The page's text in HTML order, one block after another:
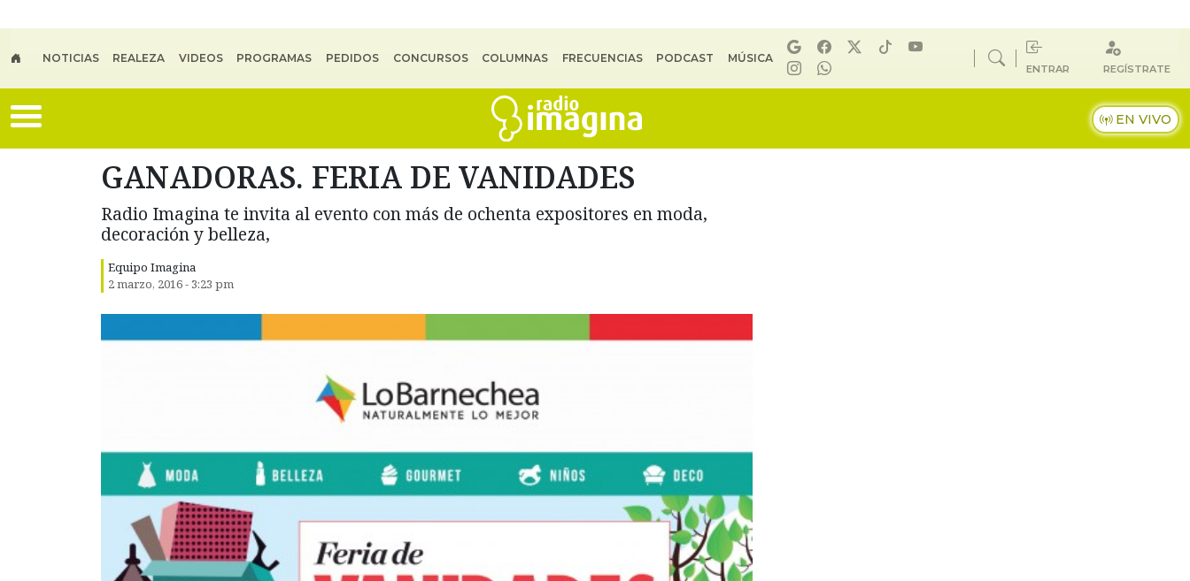
NOTICIAS REALEZA VIDEOS PROGRAMAS PEDIDOS CONCURSOS COLUMNAS FRECUENCIAS PODCAST MÚSICA
ENTRAR REGÍSTRATE
EN VIVO
GANADORAS. FERIA DE VANIDADES
Radio Imagina te invita al evento con más de ochenta expositores en moda,
decoración y belleza,
Equipo Imagina
2 marzo, 2016 - 3:23 pm